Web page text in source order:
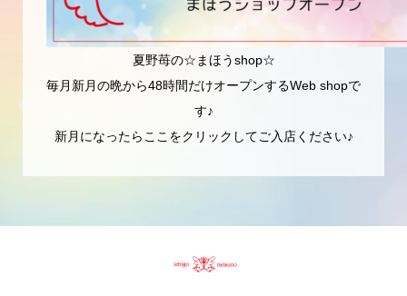
夏野苺の☆まほうshop☆
毎月新月の晩から48時間だけオープンするWeb shopで
す♪
新月になったらここをクリックしてご入店ください♪